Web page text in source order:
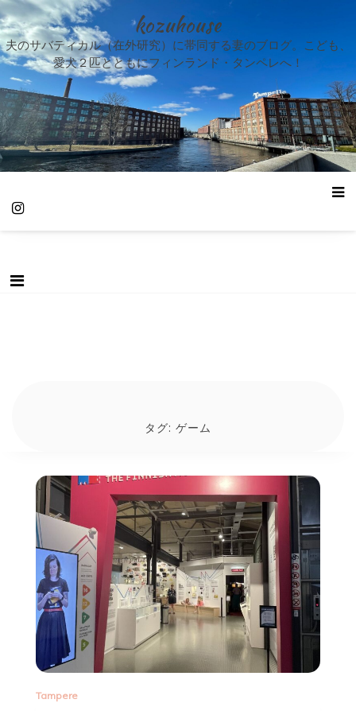
kozuhouse
夫のサバティカル（在外研究）に帯同する妻のブログ。こども、
愛犬２匹とともにフィンランド・タンペレへ！
タグ: ゲーム
Tampere